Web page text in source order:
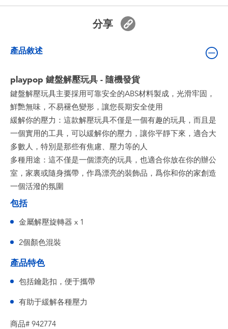
電池
任天堂 Switch
盲盒
角色收藏
生活雜貨
分享
產品敘述
playpop 鍵盤解壓玩具 - 隨機發貨
鍵盤解壓玩具主要採用可靠安全的ABS材料製成，光滑牢固，
鮮艷無味，不易褪色變形，讓您長期安全使用
緩解你的壓力：這款解壓玩具不僅是一個有趣的玩具，而且是
一個實用的工具，可以緩解你的壓力，讓你平靜下來，適合大
多數人，特別是那些有焦慮、壓力等的人
多種用途：這不僅是一個漂亮的玩具，也適合你放在你的辦公
室，家裏或隨身攜帶，作爲漂亮的裝飾品，爲你和你的家創造
一個活潑的氛圍
包括
金屬解壓旋轉器 x 1
2個顏色混裝
產品特色
包括鑰匙扣，便于攜帶
有助于緩解各種壓力
商品# 942774